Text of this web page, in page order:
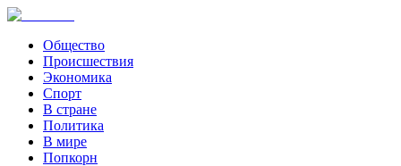
Общество
Происшествия
Экономика
Спорт
В стране
Политика
В мире
Попкорн